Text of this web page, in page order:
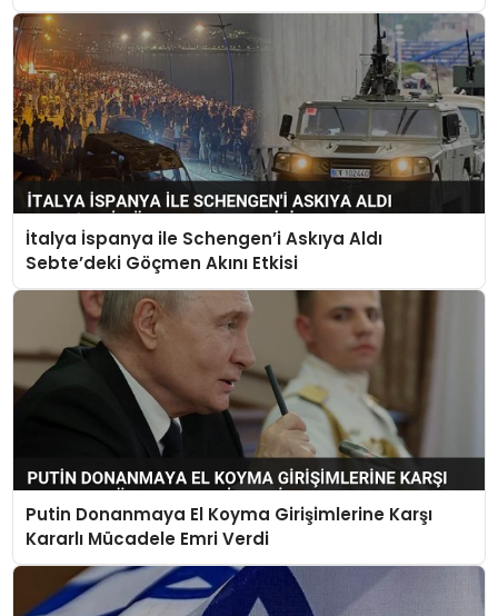
İtalya İspanya ile Schengen’i Askıya Aldı
Sebte’deki Göçmen Akını Etkisi
Putin Donanmaya El Koyma Girişimlerine Karşı
Kararlı Mücadele Emri Verdi